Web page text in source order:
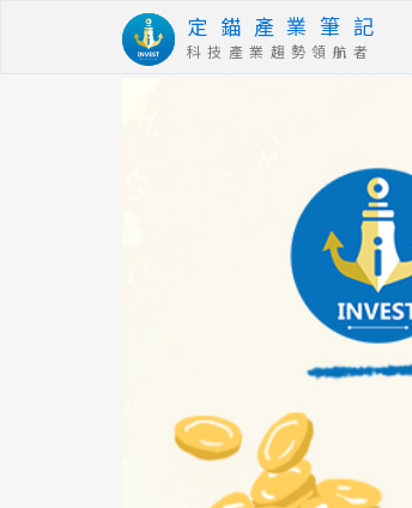
定 錨 產 業 筆 記
科 技 產 業 趨 勢 領 航 者